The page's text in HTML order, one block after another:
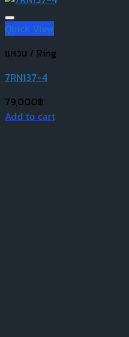
Quick View
แหวน / Ring
7RN137-4
79,000฿
Add to cart